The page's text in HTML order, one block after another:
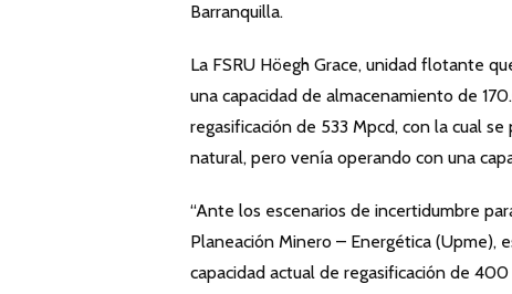
Barranquilla.
La FSRU Höegh Grace, unidad flotante
una capacidad de almacenamiento de
regasificación de 533 Mpcd, con la cual
natural, pero venía operando con una
“Ante los escenarios de incertidumbre
Planeación Minero – Energética
capacidad actual de regasificación de